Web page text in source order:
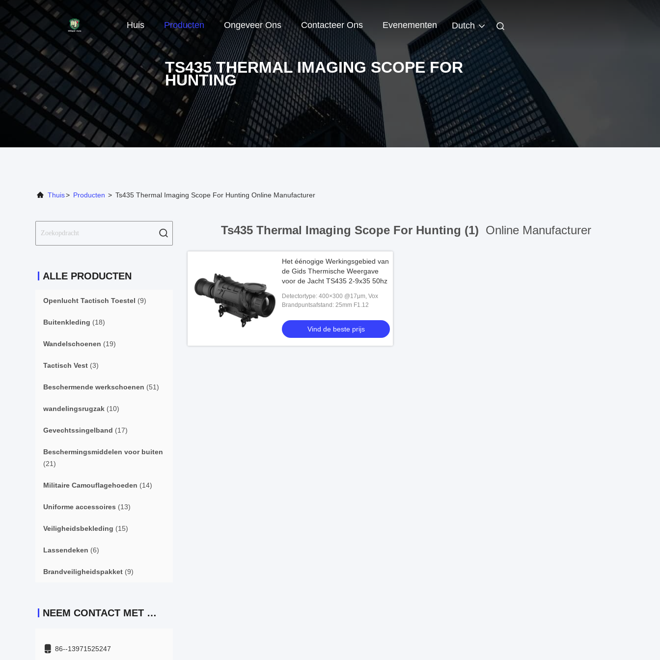
Huis Producten Ongeveer Ons Contacteer Ons Evenementen Dutch
TS435 THERMAL IMAGING SCOPE FOR
HUNTING
Thuis> Producten > Ts435 Thermal Imaging Scope For Hunting Online Manufacturer
ALLE PRODUCTEN
Openlucht Tactisch Toestel (9)
Buitenkleding (18)
Wandelschoenen (19)
Tactisch Vest (3)
Beschermende werkschoenen (51)
wandelingsrugzak (10)
Gevechtssingelband (17)
Beschermingsmiddelen voor buiten
(21)
Militaire Camouflagehoeden (14)
Uniforme accessoires (13)
Veiligheidsbekleding (15)
Lassendeken (6)
Brandveiligheidspakket (9)
NEEM CONTACT MET ONS OP
86--13971525247
Ts435 Thermal Imaging Scope For Hunting (1) Online Manufacturer
Het éénogige Werkingsgebied van
de Gids Thermische Weergave
voor de Jacht TS435 2-9x35 50hz
Detectortype: 400×300 @17μm, Vox
Brandpuntsafstand: 25mm F1.12
Vind de beste prijs